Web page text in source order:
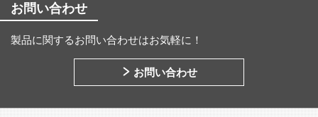
お問い合わせ
製品に関するお問い合わせはお気軽に！
お問い合わせ